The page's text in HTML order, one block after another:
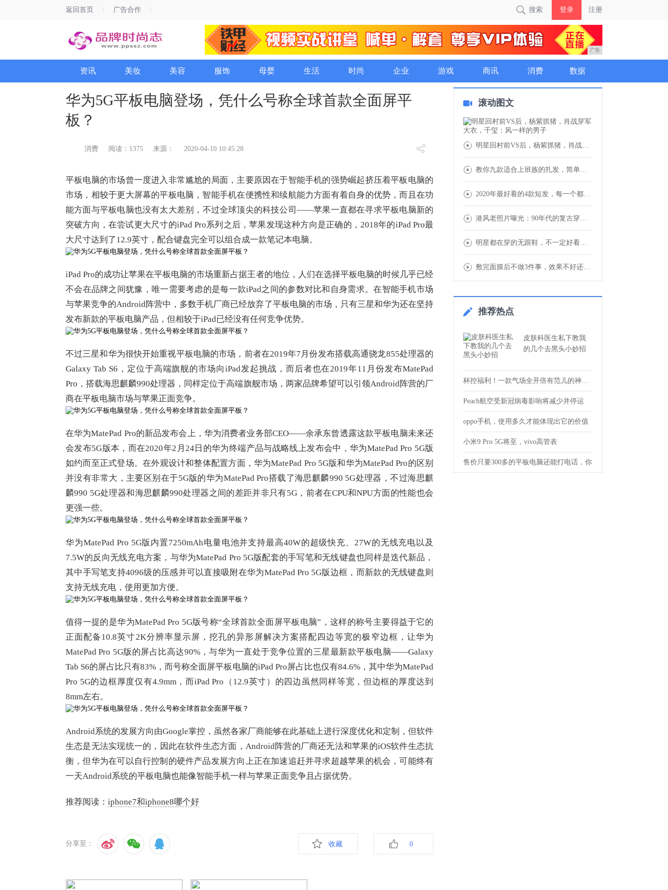
返回首页 广告合作 搜索 登录 注册
广告
资讯 美妆 美容 服饰 母婴 生活 时尚 企业 游戏 商讯 消费 数据
华为5G平板电脑登场，凭什么号称全球首款全面屏平
板？
消费 阅读：1375 来源： 2020-04-10 10:45:28
平板电脑的市场曾一度进入非常尴尬的局面，主要原因在于智能手机的强势崛起挤压着平板电脑的
市场，相较于更大屏幕的平板电脑，智能手机在便携性和续航能力方面有着自身的优势，而且在功
能方面与平板电脑也没有太大差别，不过全球顶尖的科技公司——苹果一直都在寻求平板电脑新的
突破方向，在尝试更大尺寸的iPad Pro系列之后，苹果发现这种方向是正确的，2018年的iPad Pro最
大尺寸达到了12.9英寸，配合键盘完全可以组合成一款笔记本电脑。
iPad Pro的成功让苹果在平板电脑的市场重新占据王者的地位，人们在选择平板电脑的时候几乎已经
不会在品牌之间犹豫，唯一需要考虑的是每一款iPad之间的参数对比和自身需求。在智能手机市场
与苹果竞争的Android阵营中，多数手机厂商已经放弃了平板电脑的市场，只有三星和华为还在坚持
发布新款的平板电脑产品，但相较于iPad已经没有任何竞争优势。
不过三星和华为很快开始重视平板电脑的市场，前者在2019年7月份发布搭载高通骁龙855处理器的
Galaxy Tab S6，定位于高端旗舰的市场向iPad发起挑战，而后者也在2019年11月份发布MatePad
Pro，搭载海思麒麟990处理器，同样定位于高端旗舰市场，两家品牌希望可以引领Android阵营的厂
商在平板电脑市场与苹果正面竞争。
在华为MatePad Pro的新品发布会上，华为消费者业务部CEO——余承东曾透露这款平板电脑未来还
会发布5G版本，而在2020年2月24日的华为终端产品与战略线上发布会中，华为MatePad Pro 5G版
如约而至正式登场。在外观设计和整体配置方面，华为MatePad Pro 5G版和华为MatePad Pro的区别
并没有非常大，主要区别在于5G版的华为MatePad Pro搭载了海思麒麟990 5G处理器，不过海思麒
麟990 5G处理器和海思麒麟990处理器之间的差距并非只有5G，前者在CPU和NPU方面的性能也会
更强一些。
华为MatePad Pro 5G版内置7250mAh电量电池并支持最高40W的超级快充、27W的无线充电以及
7.5W的反向无线充电方案，与华为MatePad Pro 5G版配套的手写笔和无线键盘也同样是迭代新品，
其中手写笔支持4096级的压感并可以直接吸附在华为MatePad Pro 5G版边框，而新款的无线键盘则
支持无线充电，使用更加方便。
值得一提的是华为MatePad Pro 5G版号称“全球首款全面屏平板电脑”，这样的称号主要得益于它的
正面配备10.8英寸2K分辨率显示屏，挖孔的异形屏解决方案搭配四边等宽的极窄边框，让华为
MatePad Pro 5G版的屏占比高达90%，与华为一直处于竞争位置的三星最新款平板电脑——Galaxy
Tab S6的屏占比只有83%，而号称全面屏平板电脑的iPad Pro屏占比也仅有84.6%，其中华为MatePad
Pro 5G的边框厚度仅有4.9mm，而iPad Pro（12.9英寸）的四边虽然同样等宽，但边框的厚度达到
8mm左右。
Android系统的发展方向由Google掌控，虽然各家厂商能够在此基础上进行深度优化和定制，但软件
生态是无法实现统一的，因此在软件生态方面，Android阵营的厂商还无法和苹果的iOS软件生态抗
衡，但华为在可以自行控制的硬件产品发展方向上正在加速追赶并寻求超越苹果的机会，可能终有
一天Android系统的平板电脑也能像智能手机一样与苹果正面竞争且占据优势。
推荐阅读： iphone7和iphone8哪个好
分享至： 0
收藏
滚动图文
明星回村前VS后，杨紫抓猪，肖战穿军大衣，
教你九款适合上班族的扎发，简单自然又好看
2020年最好看的4款短发，每一个都十分减
港风老照片曝光：90年代的复古穿搭太时髦，
明星都在穿的无跟鞋，不一定好看，但一定很疼
敷完面膜后不做3件事，效果不好还容易“烂脸
推荐热点
皮肤科医生私下教我
的几个去黑头小妙招
杯控福利！一款气场全开倍有范儿的神仙保温
Peach航空受新冠病毒影响将减少并停运
oppo手机，使用多久才能体现出它的价值
小米9 Pro 5G将至，vivo高管表
售价只要300多的平板电脑还能打电话，你